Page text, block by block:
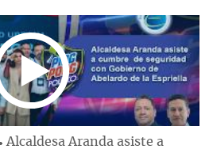
Aranda asiste a